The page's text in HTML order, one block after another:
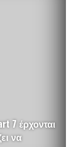
7 έρχονται
να